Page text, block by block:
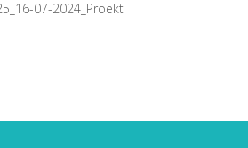
07-2024_Proekt